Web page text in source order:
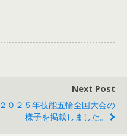
Next Post
２０２５年技能五輪全国大会の
様子を掲載しました。